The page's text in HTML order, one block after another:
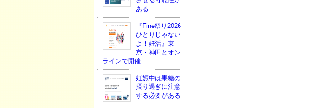
ある
『Fine祭り2026
ひとりじゃない
よ！妊活』東
京・神田とオン
ラインで開催
妊娠中は果糖の
摂り過ぎに注意
する必要がある